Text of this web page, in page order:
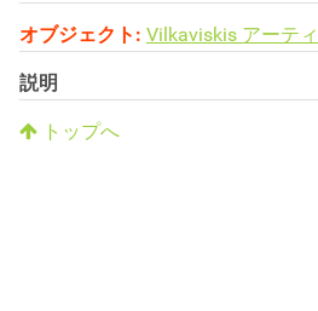
オブジェクト: Vilkaviskis アーテ
説明
トップへ